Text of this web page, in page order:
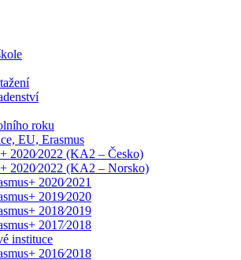
roku
EU, Erasmus
2020⁄2022 (KA2 – Česko)
2020⁄2022 (KA2 – Norsko)
2020⁄2021
2019⁄2020
2018⁄2019
2017⁄2018
instituce
2016⁄2018